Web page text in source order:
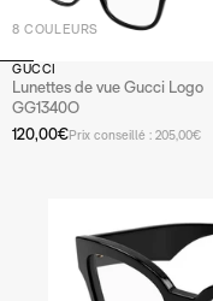
8 COULEURS
GUCCI
Lunettes de vue Gucci Logo
GG1340O
120,00€Prix conseillé : 205,00€